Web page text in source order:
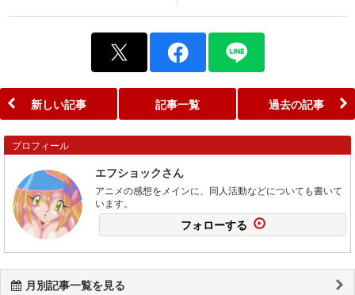
新しい記事 記事一覧 過去の記事
プロフィール
エフショックさん
アニメの感想をメインに、同人活動などについても書いて
います。
フォローする
月別記事一覧を見る